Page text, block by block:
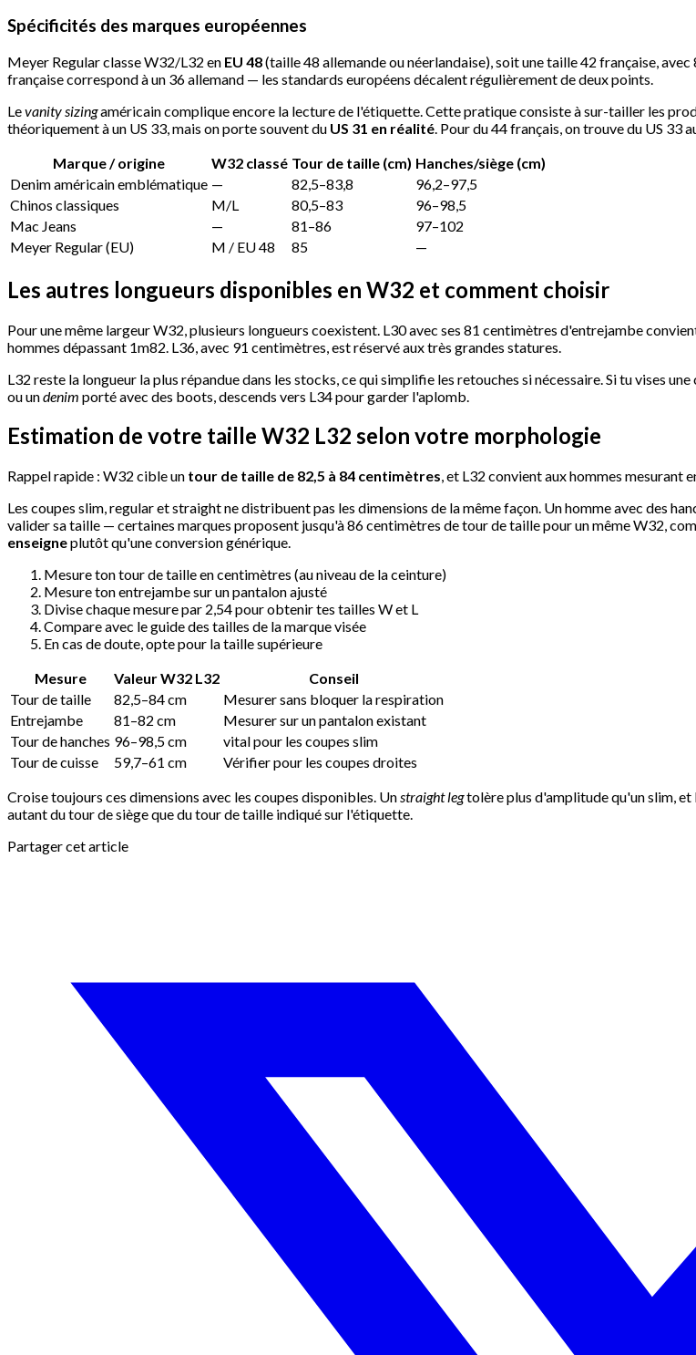
Spécificités des marques européennes
Meyer Regular classe W32/L32 en EU 48(taille 48 allemande ou néerlandaise), soit une taille 42 française,
française correspond à un 36 allemand — les standards européens décalent régulièrement de deux points.
Levanity sizingaméricain complique encore la lecture de l'étiquette. Cette pratique consiste à sur-tailler les
théoriquement à un US 33, mais on porte souvent du US 31 en réalité . Pour du 44 français, on trouve du US 33
Marque / origine
W32 classé Tour de taille (cm) Hanches/siège (cm)
Denim américain emblématique — 82,5–83,8
96,2–97,5
Chinos classiques
M/L 80,5–83
96–98,5
Mac Jeans
— 81–86
97–102
Meyer Regular (EU)
M / EU 48 85 —
Les autres longueurs disponibles en W32 et comment choisir
Pour une même largeur W32, plusieurs longueurs coexistent. L30 avec ses 81 centimètres d'entrejambe
hommes dépassant 1m82. L36, avec 91 centimètres, est réservé aux très grandes statures.
L32 reste la longueur la plus répandue dans les stocks, ce qui simplifie les retouches si nécessaire. Si tu vises
ou undenim porté avec des boots, descends vers L34 pour garder l'aplomb.
Estimation de votre taille W32 L32 selon votre morphologie
Rappel rapide : W32 cible un tour de taille de 82,5 à 84 centimètres, et L32 convient aux hommes mesurant
Les coupes slim, regular et straight ne distribuent pas les dimensions de la même façon. Un homme avec des
valider sa taille — certaines marques proposent jusqu'à 86 centimètres de tour de taille pour un même W32,
enseigneplutôt qu'une conversion générique.
Mesure ton tour de taille en centimètres (au niveau de la ceinture)
Mesure ton entrejambe sur un pantalon ajusté
Divise chaque mesure par 2,54 pour obtenir tes tailles W et L
Compare avec le guide des tailles de la marque visée
En cas de doute, opte pour la taille supérieure
Mesure
Valeur W32 L32
Conseil
Tour de taille
82,5–84 cm
Mesurer sans bloquer la respiration
Entrejambe
81–82 cm
Mesurer sur un pantalon existant
Tour de hanches 96–98,5 cm
vital pour les coupes slim
Tour de cuisse
59,7–61 cm
Vérifier pour les coupes droites
Croise toujours ces dimensions avec les coupes disponibles. Unstraight legtolère plus d'amplitude qu'un slim, et
autant du tour de siège que du tour de taille indiqué sur l'étiquette.
Partager cet article